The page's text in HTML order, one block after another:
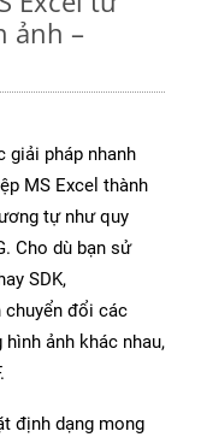
ảnh –
giải pháp nhanh
MS Excel thành
tự như quy
Cho dù bạn sử
SDK,
chuyển đổi các
ảnh khác nhau,
định dạng mong